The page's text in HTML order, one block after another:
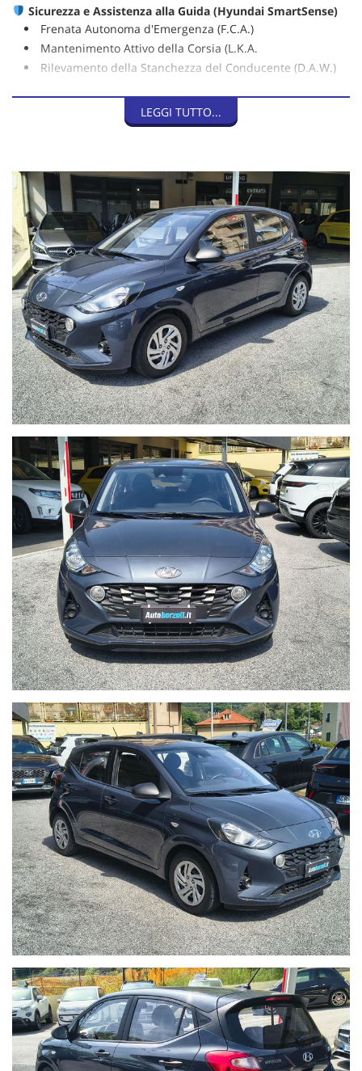
Sicurezza e Assistenza alla Guida (Hyundai SmartSense)
Frenata Autonoma d'Emergenza (F.C.A.)
Mantenimento Attivo della Corsia (L.K.A.
Rilevamento della Stanchezza del Conducente (D.A.W.)
Avviso di Ripartenza (L.V.D.A.)
6 Airbag: anteriori, laterali e a tendina
Esterni
Cerchi in acciaio da 14"
Paraurti in tinta con la carrozzeria
Specchietti e maniglie nere
Kit gonfiaggio pneumatici
Interni e Comfort
Climatizzatore manuale
Alzacristalli elettrici anteriori.
Computer di bordo con cluster TFT da 3.5"
Sedile guida regolabile in altezza
Volante regolabile in altezza
Sedili in tessuto
Audio e Connettività
Radio MP3 con display monocromatico da 3.8"
Ricezione DAB+
Porta USB e Bluetooth con riconoscimento vocale
Comandi audio al volante
WWW.AUTOBORZOLI.IT
Perché scegliere AUTOBORZOLI?
Sappiamo che l’acquisto di un’auto usata è una questione di
fiducia. Per questo, ogni nostra vettura viene consegnata solo
dopo un rigoroso processo di ripristino:
- Zero Pensieri:Consegniamo l'auto pronta all'uso, evitandoti
inutili soste in officina subito dopo l'acquisto.
- Certificazione Chilometrica:Trasparenza totale. I km sono
certificati in fattura e sottoscritti dal precedente proprietario.
- Igiene Protetta: Interni lavati e sanificati con trattamento
professionale all’ozono e prodotti specifici a base alcolica.
- Documentazione Trasparente:Riceverai un certificato delle
lavorazioni eseguite e lo stato d'uso analitico del veicolo.
Nota di Trasparenza:In Autoborzoli crediamo nell'onestà. I
prezzi esposti possono variare in base alle campagne
promozionali in corso o ai requisiti specifici del cliente.
Nonostante la cura nell'inserimento dei dati, potrebbero
esserci involontarie imprecisioni tecniche; vi invitiamo
pertanto a verificare le caratteristiche dello specifico veicolo
presso la nostra sede.
LEGGI TUTTO...